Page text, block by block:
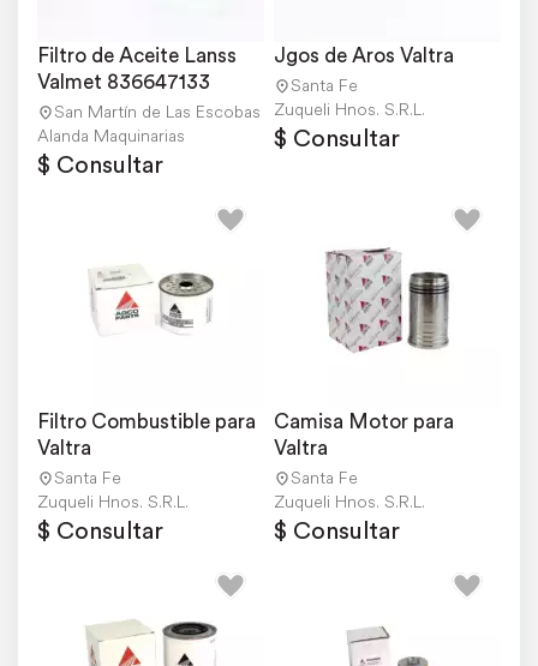
Filtro de Aceite Lanss
Valmet 836647133
San Martín de Las Escobas
Alanda Maquinarias
$ Consultar
Jgos de Aros Valtra
Santa Fe
Zuqueli Hnos. S.R.L.
$ Consultar
Filtro Combustible para
Valtra
Santa Fe
Zuqueli Hnos. S.R.L.
$ Consultar
Camisa Motor para
Valtra
Santa Fe
Zuqueli Hnos. S.R.L.
$ Consultar